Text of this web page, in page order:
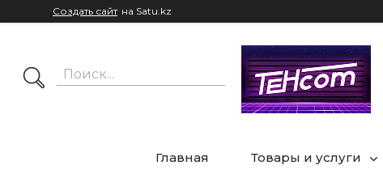
Создать сайт на Satu.kz
Главная Товары и услуги